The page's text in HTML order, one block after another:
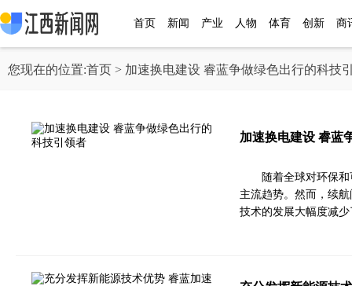
首页 新闻 产业 人物 体育 创新 商
您现在的位置:首页 > 加速换电建设 睿蓝争做绿色出行的科技
加速换电建设 睿蓝
随着全球对环保
主流趋势。然而，续
技术的发展大幅度减